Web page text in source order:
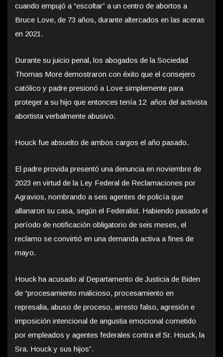
cuando empujó a “escoltar” a un centro de abortos a
Bruce Love, de 73 años, durante altercados en las aceras
en 2021.
Durante su juicio penal, los abogados de la Sociedad
Thomas More demostraron con éxito que el consejero
católico y padre presionó a Love simplemente para
proteger a su hijo que entonces tenía 12 años del activista
abortista verbalmente abusivo.
Houck fue absuelto de ambos cargos el año pasado.
El padre provida presentó una denuncia en noviembre de
2023 en virtud de la Ley Federal de Reclamaciones por
Agravios, nombrando a seis agentes de policía que
allanaron su casa, según el Federalist. Habiendo pasado el
período de notificación obligatorio de seis meses, el
reclamo se convirtió en una demanda activa a fines de
mayo.
Houck ha acusado al Departamento de Justicia de Biden
de “procesamiento malicioso, procesamiento en
represalia, abuso de proceso, arresto falso, agresión e
imposición intencional de angustia emocional cometido
por empleados y agentes federales contra el Sr. Houck, la
Sra. Houck y sus hijos”.